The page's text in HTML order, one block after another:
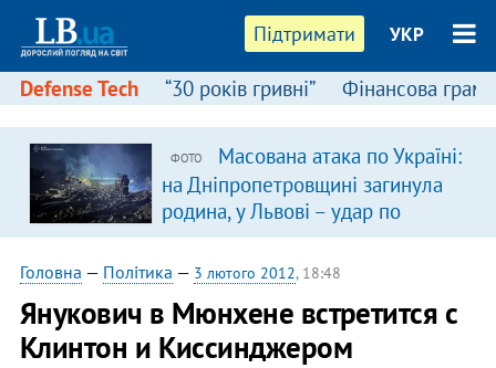
Підтримати УКР
Defense Tech “30 років гривні” Фінансова
ФОТО
Масована атака по Україні:
на Дніпропетровщині загинула
родина, у Львові – удар по
багатоповерхівках
(доповнюється)
Головна — Політика — 3 лютого 2012, 18:48
​Янукович в Мюнхене встретится с
Клинтон и Киссинджером